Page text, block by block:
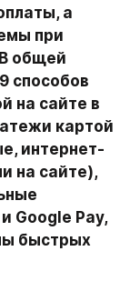
а
при
общей
способов
на сайте в
картой
интернет-
на сайте),
Google Pay,
быстрых